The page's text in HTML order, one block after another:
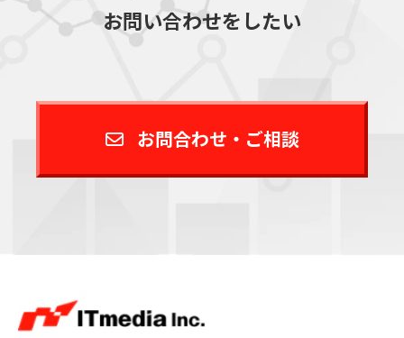
お問い合わせをしたい
お問合わせ・ご相談